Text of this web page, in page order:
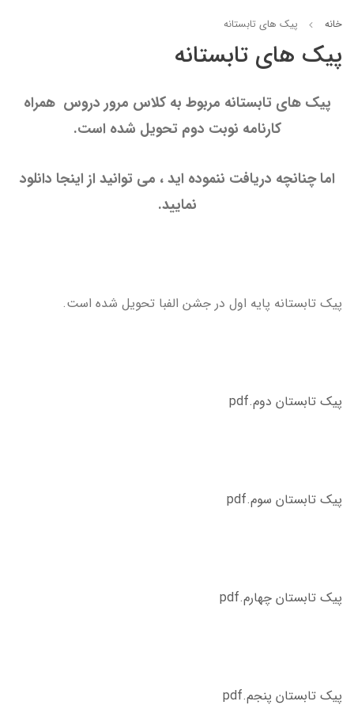
خانه پیک های تابستانه
پیک های تابستانه
پیک های تابستانه مربوط به کلاس مرور دروس همراه
کارنامه نوبت دوم تحویل شده است.
اما چنانچه دریافت ننموده اید ، می توانید از اینجا دانلود
نمایید.
پیک تابستانه پایه اول در جشن الفبا تحویل شده است.
پیک تابستان دوم.pdf
پیک تابستان سوم.pdf
پیک تابستان چهارم.pdf
پیک تابستان پنجم.pdf